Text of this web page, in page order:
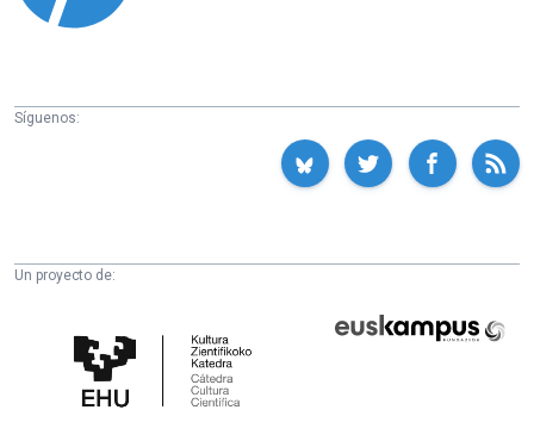
Síguenos:
Un proyecto de:
Cultura
Científica
Fundazioa